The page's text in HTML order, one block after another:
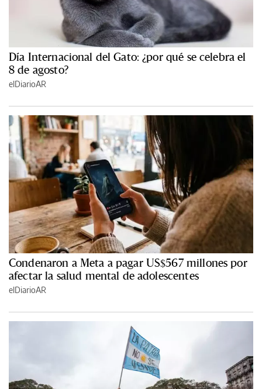
Día Internacional del Gato: ¿por qué se celebra el
8 de agosto?
elDiarioAR
Condenaron a Meta a pagar US$567 millones por
afectar la salud mental de adolescentes
elDiarioAR